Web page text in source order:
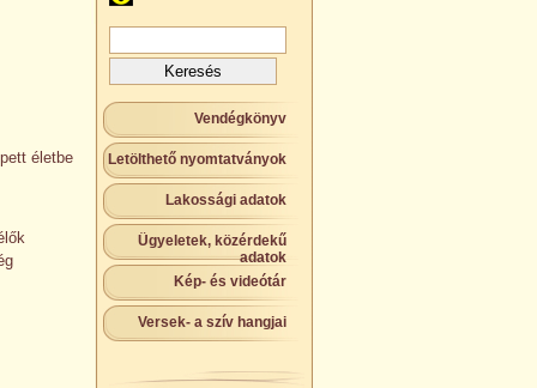
életbe
Vendégkönyv
Letölthető nyomtatványok
Lakossági adatok
Ügyeletek, közérdekű
adatok
Kép- és videótár
Versek- a szív hangjai